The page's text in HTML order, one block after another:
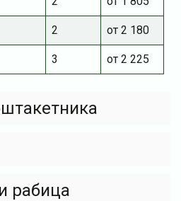
2 от 2 180
3 от 2 225
рабица